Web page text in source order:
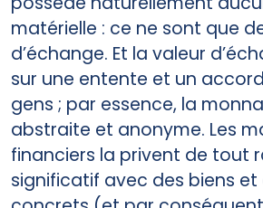
matérielle : ce ne sont que
d’échange. Et la valeur
sur une entente et un
gens ; par essence, la
abstraite et anonyme. Les
financiers la privent de tout
significatif avec des biens et